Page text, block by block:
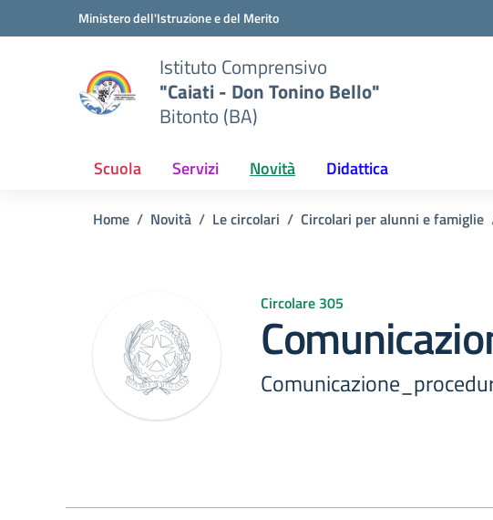
Vai ai contenuti
Vai al menu di navigazioneMinistero dell'Istruzione e del Merito
Istituto Comprensivo
"Caiati - Don Tonino Bello"
Bitonto (BA)
Scuola Servizi Novità Didattica
Home Novità Le circolari Circolari per alunni e famiglie
Circolare 305